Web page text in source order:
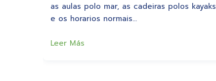
as aulas polo mar, as cadeiras polos kayaks
e os horarios normais…
Leer Más